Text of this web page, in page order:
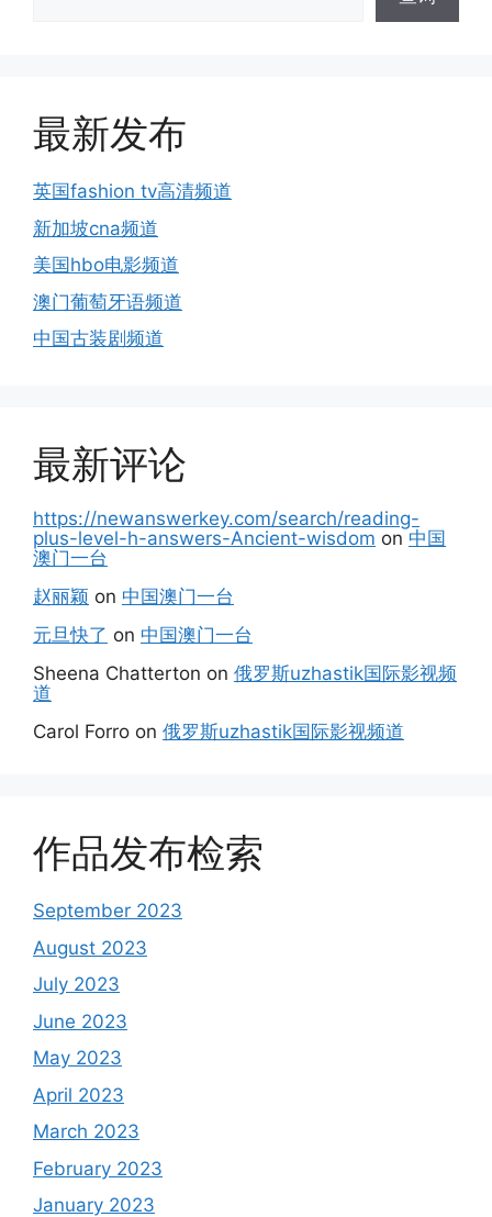
最新发布
英国fashion tv高清频道
新加坡cna频道
美国hbo电影频道
澳门葡萄牙语频道
中国古装剧频道
最新评论
https://newanswerkey.com/search/reading-
plus-level-h-answers-Ancient-wisdom on 中国
澳门一台
赵丽颖 on 中国澳门一台
元旦快了 on 中国澳门一台
Sheena Chatterton on 俄罗斯uzhastik国际影视频
道
Carol Forro on 俄罗斯uzhastik国际影视频道
作品发布检索
September 2023
August 2023
July 2023
June 2023
May 2023
April 2023
March 2023
February 2023
January 2023